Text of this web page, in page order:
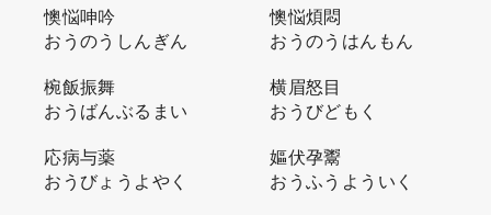
懊悩呻吟
おうのうしんぎん
懊悩煩悶
おうのうはんもん
椀飯振舞
おうばんぶるまい
横眉怒目
おうびどもく
応病与薬
おうびょうよやく
嫗伏孕鬻
おうふうよういく